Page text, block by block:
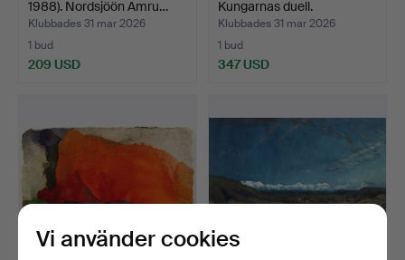
1988). Nordsjöön Amru…
Klubbades 31 mar 2026
1 bud
209 USD
Kungarnas duell.
Klubbades 31 mar 2026
1 bud
347 USD
Vi använder cookies